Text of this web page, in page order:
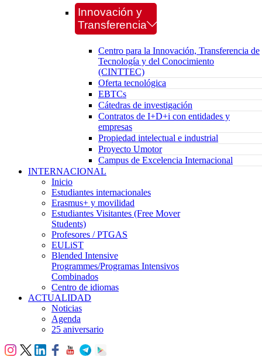
Innovación y
Transferencia
Centro para la Innovación, Transferencia de
Tecnología y del Conocimiento
(CINTTEC)
Oferta tecnológica
EBTCs
Cátedras de investigación
Contratos de I+D+i con entidades y
empresas
Propiedad intelectual e industrial
Proyecto Umotor
Campus de Excelencia Internacional
INTERNACIONAL
Inicio
Estudiantes internacionales
Erasmus+ y movilidad
Estudiantes Visitantes (Free Mover
Students)
Profesores / PTGAS
EULiST
Blended Intensive
Programmes/Programas Intensivos
Combinados
Centro de idiomas
ACTUALIDAD
Noticias
Agenda
25 aniversario